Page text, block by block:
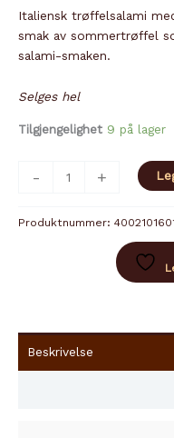
Italiensk trøffelsalami
smak av sommertrøffel
salami-smaken.
Selges hel
Tilgjengelighet 9 på lager
-
antall
+
Produktnummer:
Beskrivelse